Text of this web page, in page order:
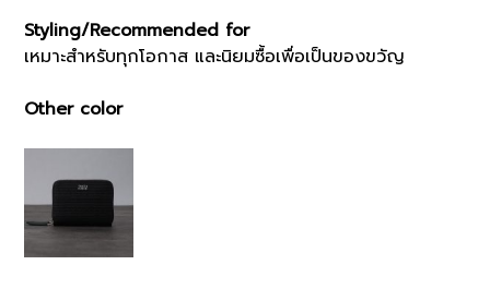
Styling/Recommended for
เหมาะสำหรับทุกโอกาส และนิยมซื้อเพื่อเป็นของขวัญ
Other color